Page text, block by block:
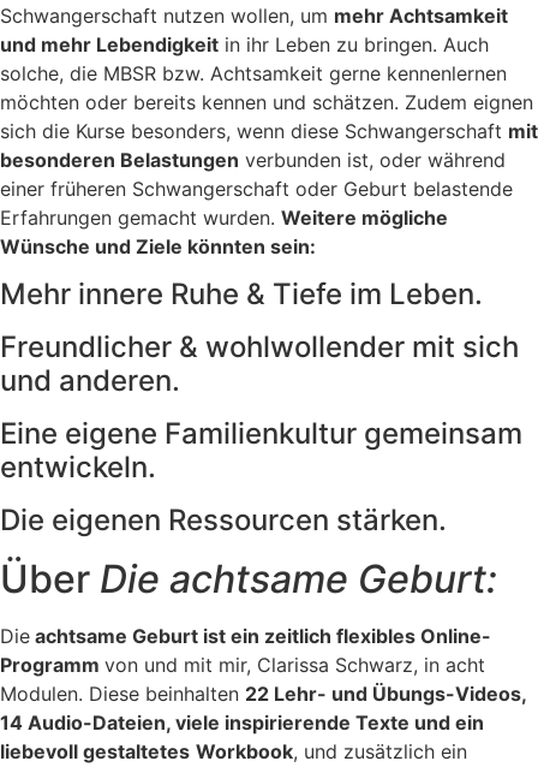
Schwangerschaft nutzen wollen, um mehr Achtsamkeit
und mehr Lebendigkeit in ihr Leben zu bringen. Auch
solche, die MBSR bzw. Achtsamkeit gerne kennenlernen
möchten oder bereits kennen und schätzen. Zudem eignen
sich die Kurse besonders, wenn diese Schwangerschaft mit
besonderen Belastungen verbunden ist, oder während
einer früheren Schwangerschaft oder Geburt belastende
Erfahrungen gemacht wurden. Weitere mögliche
Wünsche und Ziele könnten sein:
Mehr innere Ruhe & Tiefe im Leben.
Freundlicher & wohlwollender mit sich
und anderen.
Eine eigene Familienkultur gemeinsam
entwickeln.
Die eigenen Ressourcen stärken.
Über Die achtsame Geburt:
Die achtsame Geburt ist ein zeitlich flexibles Online-
Programm von und mit mir, Clarissa Schwarz, in acht
Modulen. Diese beinhalten 22 Lehr- und Übungs-Videos,
14 Audio-Dateien, viele inspirierende Texte und ein
liebevoll gestaltetes Workbook, und zusätzlich ein